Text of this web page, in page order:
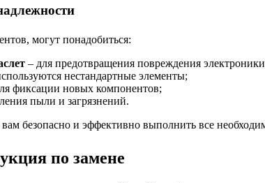
могут понадобиться:
– для предотвращения повреждения
нестандартные элементы;
фиксации новых компонентов;
пыли и загрязнений.
безопасно и эффективно выполнить все
по замене